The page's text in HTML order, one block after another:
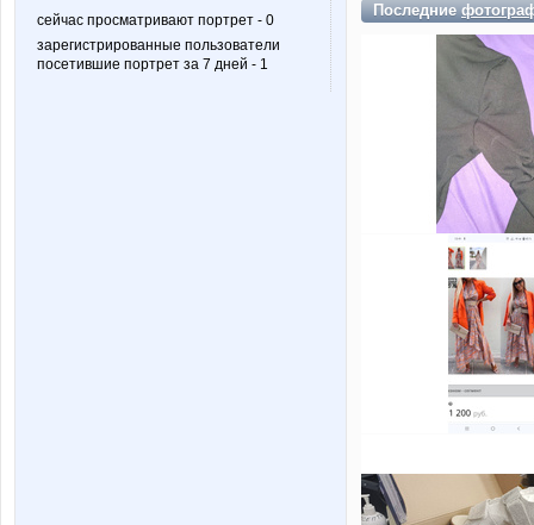
сейчас просматривают портрет - 0
зарегистрированные пользователи
посетившие портрет за 7 дней - 1
Последние